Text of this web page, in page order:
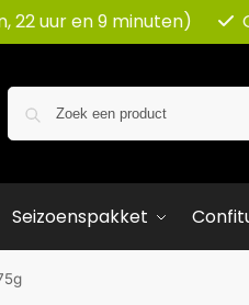
22 uur en 9 minuten)
Seizoenspakket